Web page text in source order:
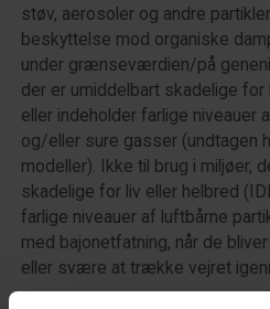
støv, aerosoler og andre
beskyttelse mod organiske
under grænseværdien/på
der er umiddelbart skadelige for
eller indeholder farlige niveauer
og/eller sure gasser (undtagen
modeller). Ikke til brug i miljøer,
skadelige for liv eller helbred
farlige niveauer af luftbårne
med bajonetfatning, når de
eller svære at trække vejret